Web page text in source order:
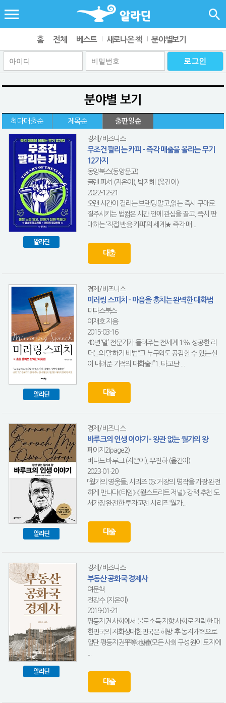
홈 전체 베스트 새로나온 책 분야별보기
분야별 보기
최다대출순 제목순 출판일순
알라딘
경제/비즈니스
무조건 팔리는 카피 - 즉각 매출을 올리는 무기
12가지
동양북스(동양문고)
글렌 피셔 (지은이), 박지혜 (옮긴이)
2022-12-21
오랜 시간이 걸리는 브랜딩 말고,읽는 즉시 구매로
질주시키는 법짧은 시간 안에 관심을 끌고, 즉시 판
매하는 ‘직접 반응 카피’의 세계★ 즉각 매...
대출
알라딘
경제/비즈니스
미러링 스피치 - 마음을 훔치는 완벽한 대화법
미다스북스
이재호 지음
2015-03-16
40년 ‘말’ 전문가가 들려주는 전세계 1% 성공한 리
더들의 말하기 비법“그 누구와도 공감할 수 있는 신
이 내려준 기적의 대화술!”1. 타고난 ...
대출
알라딘
경제/비즈니스
바루크의 인생 이야기 - 왕관 없는 월가의 왕
페이지2(page2)
버나드 바루크 (지은이), 우진하 (옮긴이)
2023-01-20
「월가의 영웅들」 시리즈 05: 거장의 명작을 가장 완전
하게 만나다《타임》 《월스트리트 저널》 강력 추천 도
서가장 완전한 투자고전 시리즈 ‘월가...
대출
알라딘
경제/비즈니스
부동산 공화국 경제사
여문책
전강수 (지은이)
2019-01-21
평등지권 사회에서 불로소득 지향 사회로 전락한 대
한민국의 자화상대한민국은 해방 후 농지개혁으로
일단 평등지권平等地權(모든 사회 구성원이 토지에
대출